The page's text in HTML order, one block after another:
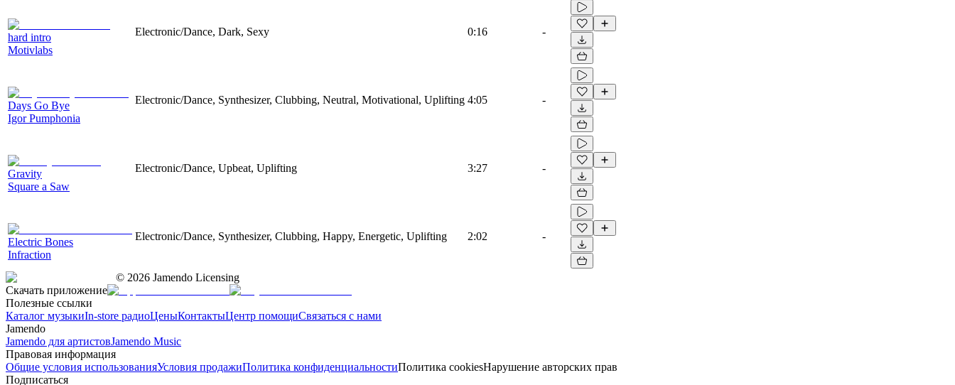
hard intro
Motivlabs
Electronic/Dance, Dark, Sexy 0:16 -
Days Go Bye
Igor Pumphonia
Electronic/Dance, Synthesizer, Clubbing, Neutral, Motivational, Uplifting 4:05 -
Gravity
Square a Saw
Electronic/Dance, Upbeat, Uplifting 3:27 -
Electric Bones
Infraction
Electronic/Dance, Synthesizer, Clubbing, Happy, Energetic, Uplifting 2:02 -
© 2026 Jamendo Licensing
Скачать приложение
Полезные ссылки
Каталог музыкиIn-store радиоЦеныКонтактыЦентр помощиСвязаться с нами
Jamendo
Jamendo для артистовJamendo Music
Правовая информация
Общие условия использованияУсловия продажиПолитика конфиденциальностиПолитика cookiesНарушение авторских прав
Подписаться